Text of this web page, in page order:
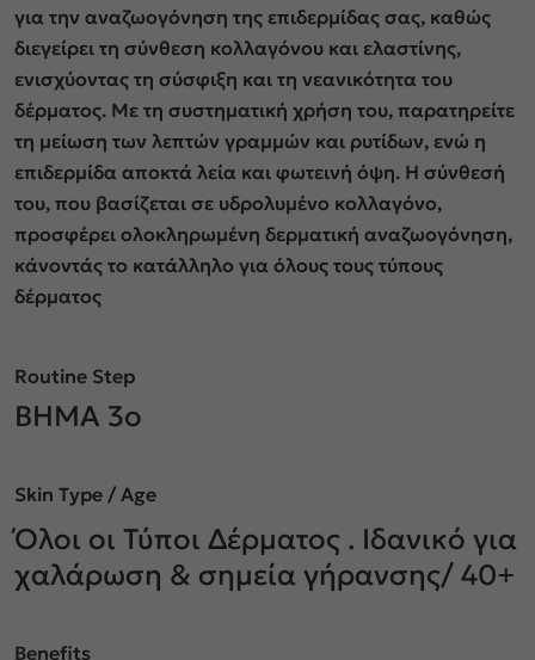
για την αναζωογόνηση της επιδερμίδας σας, καθώς
διεγείρει τη σύνθεση κολλαγόνου και ελαστίνης,
ενισχύοντας τη σύσφιξη και τη νεανικότητα του
δέρματος. Με τη συστηματική χρήση του, παρατηρείτε
τη μείωση των λεπτών γραμμών και ρυτίδων, ενώ η
επιδερμίδα αποκτά λεία και φωτεινή όψη. Η σύνθεσή
του, που βασίζεται σε υδρολυμένο κολλαγόνο,
προσφέρει ολοκληρωμένη δερματική αναζωογόνηση,
κάνοντάς το κατάλληλο για όλους τους τύπους
δέρματος
Routine Step
BHMA 3o
Skin Type / Age
Όλοι οι Τύποι Δέρματος . Ιδανικό για
χαλάρωση & σημεία γήρανσης/ 40+
Benefits